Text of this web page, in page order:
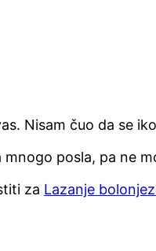
Nisam čuo da se
posla, pa ne
za Lazanje